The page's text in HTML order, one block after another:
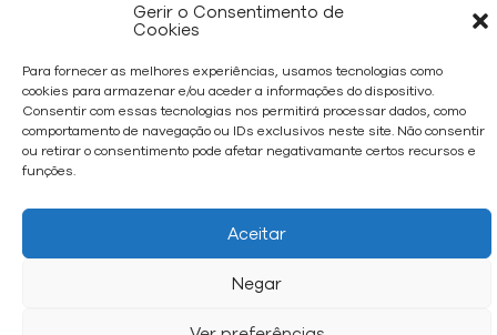
Gerir o Consentimento de
Cookies
Para fornecer as melhores experiências, usamos tecnologias como
cookies para armazenar e/ou aceder a informações do dispositivo.
Consentir com essas tecnologias nos permitirá processar dados, como
comportamento de navegação ou IDs exclusivos neste site. Não consentir
ou retirar o consentimento pode afetar negativamante certos recursos e
funções.
Aceitar
Negar